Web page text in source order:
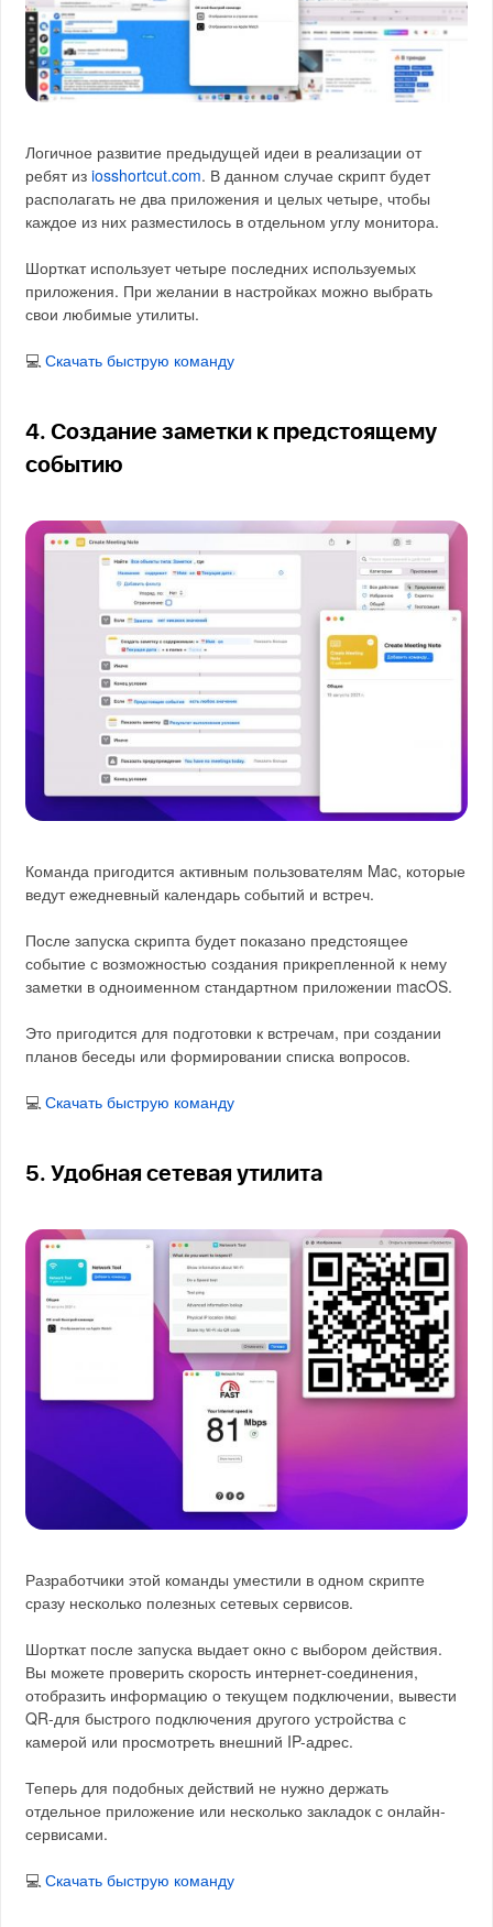
Логичное развитие предыдущей идеи в реализации от
ребят изiosshortcut.com. В данном случае скрипт будет
располагать не два приложения и целых четыре, чтобы
каждое из них разместилось в отдельном углу монитора.
Шорткат использует четыре последних используемых
приложения. При желании в настройках можно выбрать
свои любимые утилиты.
💻Скачать быструю команду
4. Создание заметки к предстоящему
событию
Команда пригодится активным пользователям Mac, которые
ведут ежедневный календарь событий и встреч.
После запуска скрипта будет показано предстоящее
событие с возможностью создания прикрепленной к нему
заметки в одноименном стандартном приложении macOS.
Это пригодится для подготовки к встречам, при создании
планов беседы или формировании списка вопросов.
💻Скачать быструю команду
5. Удобная сетевая утилита
Разработчики этой команды уместили в одном скрипте
сразу несколько полезных сетевых сервисов.
Шорткат после запуска выдает окно с выбором действия.
Вы можете проверить скорость интернет-соединения,
отобразить информацию о текущем подключении, вывести
QR-для быстрого подключения другого устройства с
камерой или просмотреть внешний IP-адрес.
Теперь для подобных действий не нужно держать
отдельное приложение или несколько закладок с онлайн-
сервисами.
💻Скачать быструю команду